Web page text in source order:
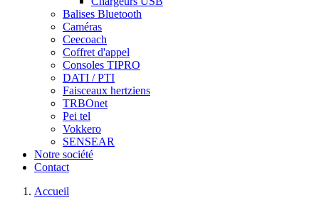
Balises Bluetooth
Caméras
Ceecoach
Coffret d'appel
Consoles TIPRO
DATI / PTI
Faisceaux hertziens
TRBOnet
Pei tel
Vokkero
SENSEAR
Notre société
Contact
Accueil